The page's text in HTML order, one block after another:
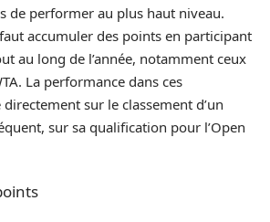
de performer au plus haut niveau.
accumuler des points en participant
au long de l’année, notamment ceux
La performance dans ces
sur le classement d’un
sur sa qualification pour l’Open